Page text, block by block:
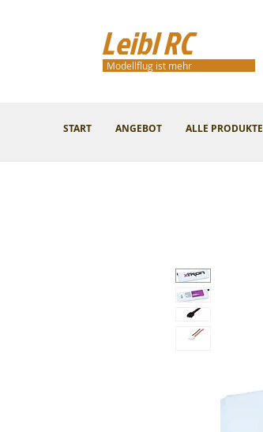
Leibl RC
START ANGEBOT ALLE PRODUKTE
Modellflug ist mehr